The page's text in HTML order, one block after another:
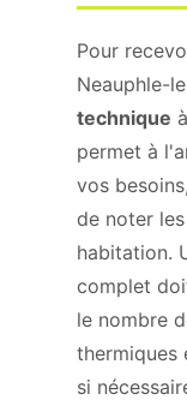
Pour
Neauphle-
technique
permet à
vos
de noter
habitation.
complet
le nombre
thermiques
si